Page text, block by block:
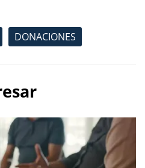
DONACIONES